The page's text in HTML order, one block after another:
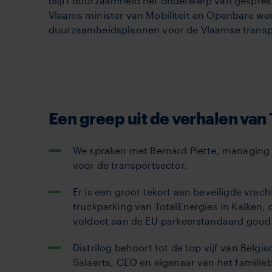
Vlaams minister van Mobiliteit en Openbare
duurzaamheidsplannen voor de Vlaamse
Een greep uit de verhalen
We spraken met Bernard Piette,
voor de transportsector.
Er is een groot tekort aan beveiligde
truckparking van TotalEnergies in Kalken,
voldoet aan de EU-parkeerstandaard goud.
Distrilog behoort tot de top vijf van
Salaerts, CEO en eigenaar van het